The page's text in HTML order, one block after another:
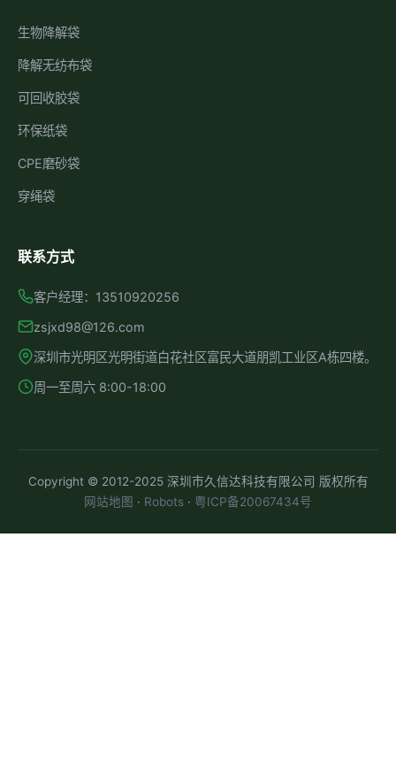
生物降解袋
降解无纺布袋
可回收胶袋
环保纸袋
CPE磨砂袋
穿绳袋
联系方式
客户经理：13510920256
zsjxd98@126.com
深圳市光明区光明街道白花社区富民大道朋凯工业区A栋四楼。
周一至周六 8:00-18:00
Copyright © 2012-2025 深圳市久信达科技有限公司 版权所有
网站地图 · Robots · 粤ICP备20067434号